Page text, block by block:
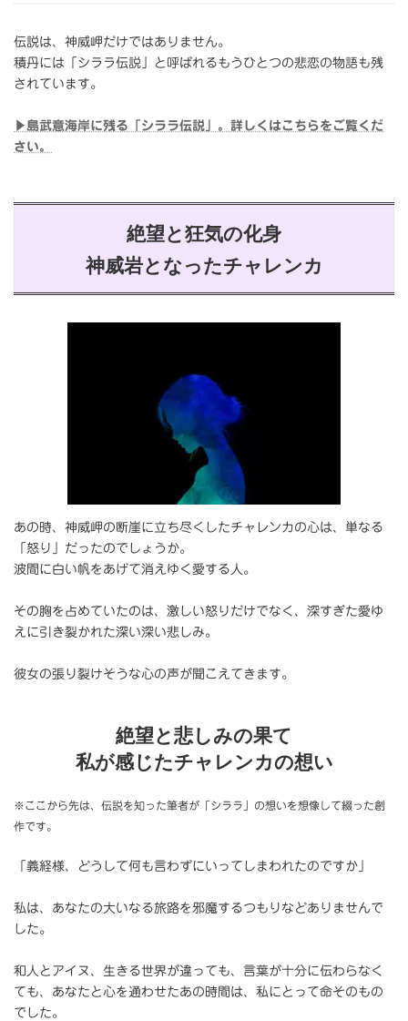
伝説は、神威岬だけではありません。
積丹には「シララ伝説」と呼ばれるもうひとつの悲恋の物語も残
されています。
▶島武意海岸に残る「シララ伝説」。詳しくはこちらをご覧くだ
さい。
絶望と狂気の化身
神威岩となったチャレンカ
あの時、神威岬の断崖に立ち尽くしたチャレンカの心は、単なる
「怒り」だったのでしょうか。
波間に白い帆をあげて消えゆく愛する人。
その胸を占めていたのは、激しい怒りだけでなく、深すぎた愛ゆ
えに引き裂かれた深い深い悲しみ。
彼女の張り裂けそうな心の声が聞こえてきます。
絶望と悲しみの果て
私が感じたチャレンカの想い
※ここから先は、伝説を知った筆者が「シララ」の想いを想像して綴った創
作です。
「義経様、どうして何も言わずにいってしまわれたのですか」
私は、あなたの大いなる旅路を邪魔するつもりなどありませんで
した。
和人とアイヌ、生きる世界が違っても、言葉が十分に伝わらなく
ても、あなたと心を通わせたあの時間は、私にとって命そのもの
でした。